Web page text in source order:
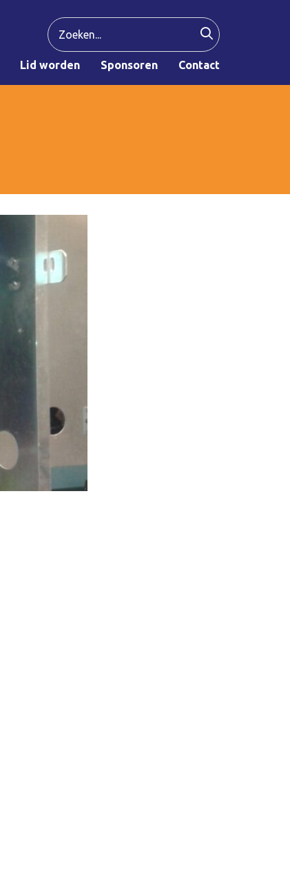
Lid worden Sponsoren Contact